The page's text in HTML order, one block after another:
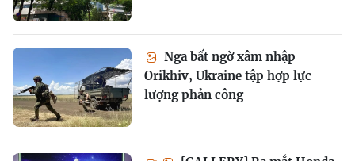
Nga bất ngờ xâm nhập
Orikhiv, Ukraine tập hợp lực
lượng phản công